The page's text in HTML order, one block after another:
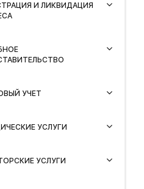
И ЛИКВИДАЦИЯ
УЧЕТ
УСЛУГИ
УСЛУГИ